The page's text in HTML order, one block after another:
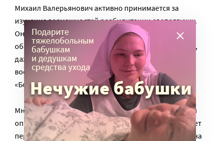
Михаил Валерьянович активно принимается за
изучение возможностей реабилитации слепоглухих.
Он публикуется не только в научной, но и в
общедоступной периодике. Последнее, может быть,
даже важнее – обыватель постепенно перестает
воспринимать слепоглухих как «дурачков» и как
«Богом обиженных».
Много пишут в России и о положительном западном
опыте. А журнал «Слепец» в 1908 году даже публикует
перевод книги немецкого ученого, господина Римана